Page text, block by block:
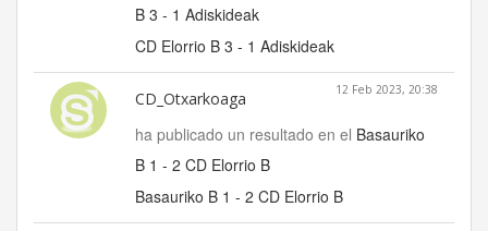
B 3 - 1 Adiskideak
CD Elorrio B 3 - 1 Adiskideak
CD_Otxarkoaga 12 Feb 2023, 20:38
ha publicado un resultado en el Basauriko
B 1 - 2 CD Elorrio B
Basauriko B 1 - 2 CD Elorrio B